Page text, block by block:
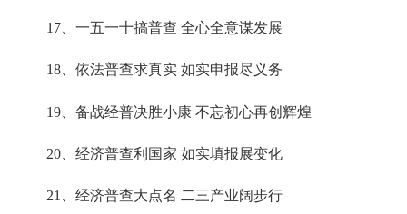
17、一五一十搞普查 全心全意谋发展
18、依法普查求真实 如实申报尽义务
19、备战经普决胜小康 不忘初心再创辉煌
20、经济普查利国家 如实填报展变化
21、经济普查大点名 二三产业阔步行